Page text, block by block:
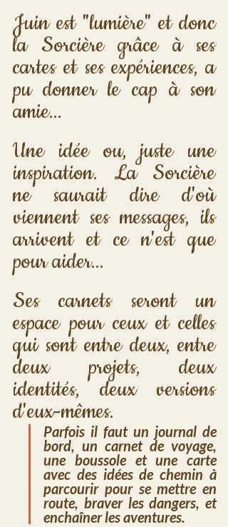
Juin est "lumière" et donc
la Sorcière grâce à ses
cartes et ses expériences, a
pu donner le cap à son
amie...
Une idée ou, juste une
inspiration. La Sorcière
ne saurait dire d'où
viennent ses messages, ils
arrivent et ce n'est que
pour aider...
Ses carnets seront un
espace pour ceux et celles
qui sont entre deux, entre
deux projets, deux
identités, deux versions
d'eux-mêmes.
Parfois il faut un journal de
bord, un carnet de voyage,
une boussole et une carte
avec des idées de chemin à
parcourir pour se mettre en
route, braver les dangers, et
enchaîner les aventures.